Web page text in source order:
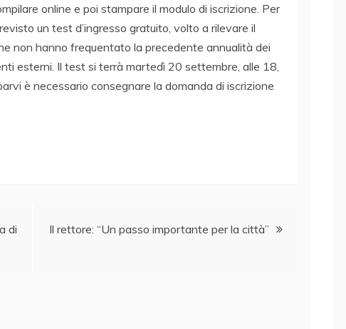
online e poi stampare il modulo di iscrizione. Per
un test d’ingresso gratuito, volto a rilevare il
non hanno frequentato la precedente annualità dei
esterni. Il test si terrà martedì 20 settembre, alle 18,
è necessario consegnare la domanda di iscrizione
di
Il rettore: “Un passo importante per la città”